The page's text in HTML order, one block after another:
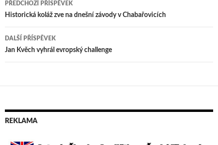
Navigace
pro
příspěvek
PŘEDCHOZÍ PŘÍSPĚVEK
Historická koláž zve na dnešní závody v Chabařovicích
DALŠÍ PŘÍSPĚVEK
Jan Kvěch vyhrál evropský challenge
REKLAMA